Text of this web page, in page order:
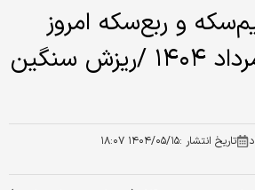
و ربع‌سکه امروز
چهارشنبه ۱۵ مرداد ۱۴۰۴ /ریزش سنگین
تاریخ انتشار :۱۴۰۴/۰۵/۱۵ ۱۸:۰۷